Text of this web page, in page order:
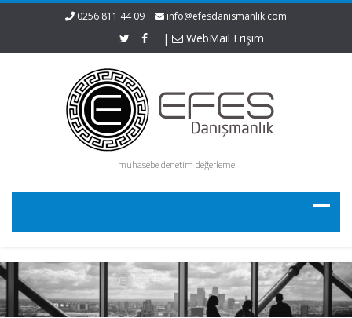
0256 811 44 09 info@efesdanismanlik.com
| WebMail Erişim
muhasebe denetim değerleme